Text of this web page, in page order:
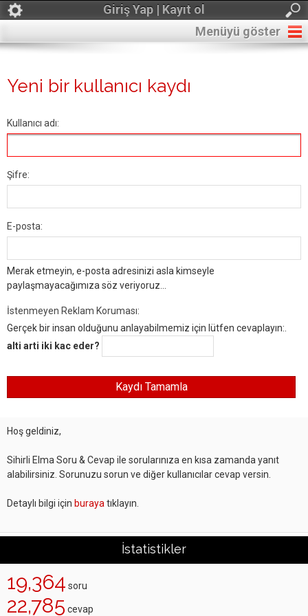
Giriş Yap | Kayıt ol
Menüyü göster
Yeni bir kullanıcı kaydı
Kullanıcı adı:
Şifre:
E-posta:
Merak etmeyin, e-posta adresinizi asla kimseyle
paylaşmayacağımıza söz veriyoruz...
İstenmeyen Reklam Koruması:
Gerçek bir insan olduğunu anlayabilmemiz için lütfen cevaplayın:.
alti arti iki kac eder?
Hoş geldiniz,
Sihirli Elma Soru & Cevap ile sorularınıza en kısa zamanda yanıt
alabilirsiniz. Sorunuzu sorun ve diğer kullanıcılar cevap versin.
Detaylı bilgi için buraya tıklayın.
İstatistikler
19,364 soru
22,785 cevap